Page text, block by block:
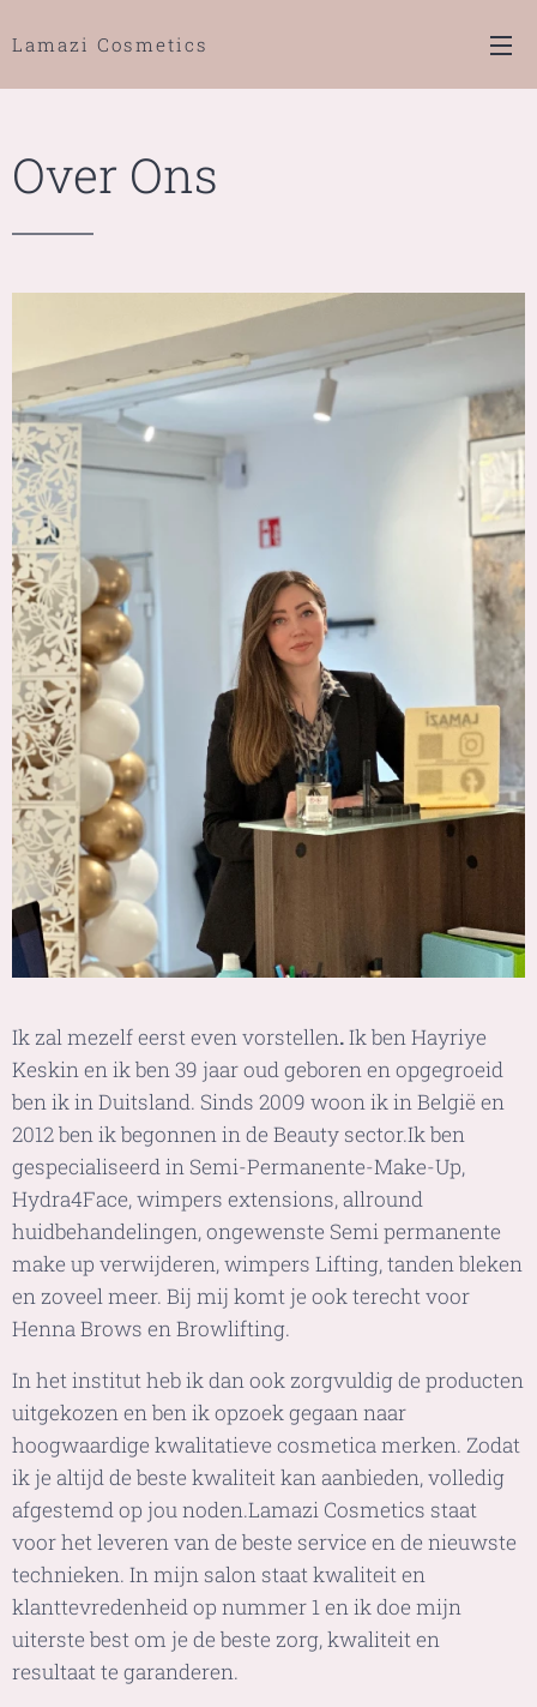
Lamazi Cosmetics
Over Ons
Ik zal mezelf eerst even vorstellen.Ik ben Hayriye
Keskin en ik ben 39 jaar oud geboren en opgegroeid
ben ik in Duitsland. Sinds 2009 woon ik in België en
2012 ben ik begonnen in de Beauty sector.Ik ben
gespecialiseerd in Semi-Permanente-Make-Up,
Hydra4Face, wimpers extensions, allround
huidbehandelingen, ongewenste Semi permanente
make up verwijderen, wimpers Lifting, tanden bleken
en zoveel meer. Bij mij komt je ook terecht voor
Henna Brows en Browlifting.
In het institut heb ik dan ook zorgvuldig de producten
uitgekozen en ben ik opzoek gegaan naar
hoogwaardige kwalitatieve cosmetica merken. Zodat
ik je altijd de beste kwaliteit kan aanbieden, volledig
afgestemd op jou noden.Lamazi Cosmetics staat
voor het leveren van de beste service en de nieuwste
technieken. In mijn salon staat kwaliteit en
klanttevredenheid op nummer 1 en ik doe mijn
uiterste best om je de beste zorg, kwaliteit en
resultaat te garanderen.